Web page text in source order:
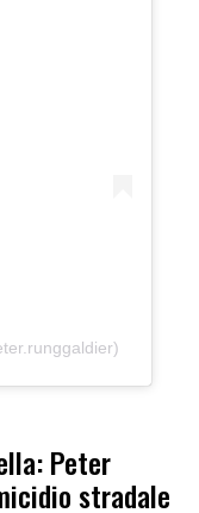
Peter
stradale